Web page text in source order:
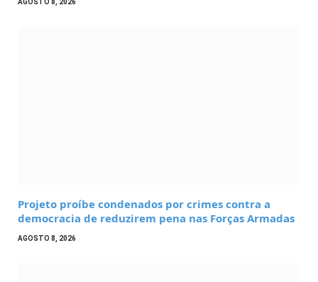
AGOSTO 8, 2026
Projeto proíbe condenados por crimes contra a
democracia de reduzirem pena nas Forças Armadas
AGOSTO 8, 2026